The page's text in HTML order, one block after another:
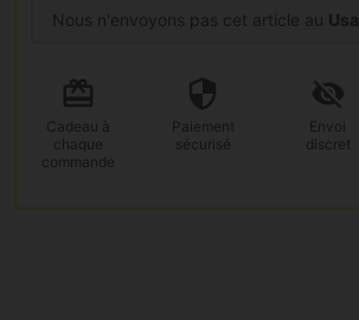
Nous n'envoyons pas cet article au Usa
Cadeau à
chaque
commande
Paiement
sécurisé
Envoi
discret